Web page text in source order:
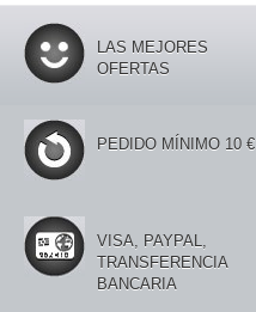
LAS MEJORES
OFERTAS
PEDIDO MÍNIMO 10 €
VISA, PAYPAL,
TRANSFERENCIA
BANCARIA